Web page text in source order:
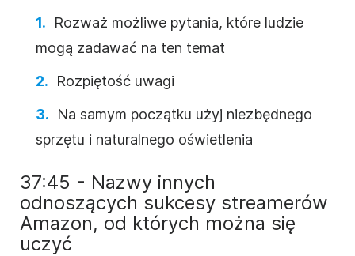
Rozważ możliwe pytania, które ludzie
mogą zadawać na ten temat
Rozpiętość uwagi
Na samym początku użyj niezbędnego
sprzętu i naturalnego oświetlenia
37:45 - Nazwy innych
odnoszących sukcesy streamerów
Amazon, od których można się
uczyć